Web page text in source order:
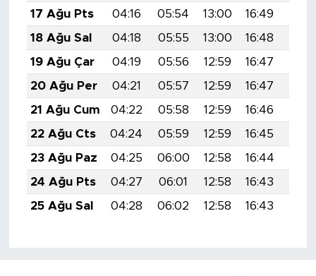
17 Ağu Pts
04:16 05:54 13:00 16:49
18 Ağu Sal
04:18 05:55 13:00 16:48
19 Ağu Çar
04:19 05:56 12:59 16:47
20 Ağu Per
04:21 05:57 12:59 16:47
21 Ağu Cum
04:22 05:58 12:59 16:46
22 Ağu Cts
04:24 05:59 12:59 16:45
23 Ağu Paz
04:25 06:00 12:58 16:44
24 Ağu Pts
04:27 06:01 12:58 16:43
25 Ağu Sal
04:28 06:02 12:58 16:43